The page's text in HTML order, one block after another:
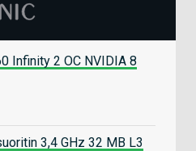
useampia eri
käyttäjäkohtaista. Osalle
puolestaan eivät. Saman
nämä eivät
rinnalle nousemaan,
tilanne voi olla hieman eri.
ensisijaisesti
Infinity 2 OC NVIDIA 8
3,4 GHz 32 MB L3